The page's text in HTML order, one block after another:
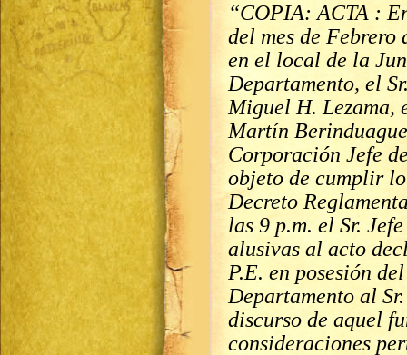
“COPIA: ACTA :
del mes de Febrero
en el local de la
Departamento, el
Miguel H. Lezama,
Martín
Corporación Jefe
objeto de cumplir
Decreto
las 9 p.m. el Sr.
alusivas al acto
P.E. en posesión
Departamento al
discurso de aquel
consideraciones